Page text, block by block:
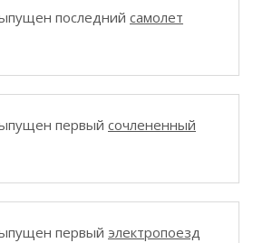
последний самолет
первый сочлененный
первый электропоезд